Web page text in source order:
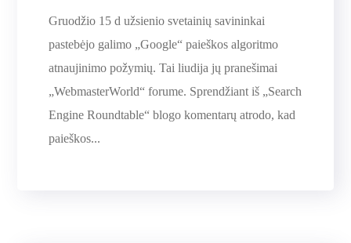
Gruodžio 15 d užsienio svetainių savininkai
pastebėjo galimo „Google“ paieškos algoritmo
atnaujinimo požymių. Tai liudija jų pranešimai
„WebmasterWorld“ forume. Sprendžiant iš „Search
Engine Roundtable“ blogo komentarų atrodo, kad
paieškos...